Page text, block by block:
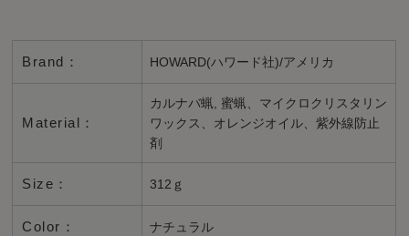
Brand： HOWARD(ハワード社)/アメリカ
Material：
カルナバ蝋, 蜜蝋、マイクロクリスタリン
ワックス、オレンジオイル、紫外線防止
剤
Size： 312ｇ
Color： ナチュラル